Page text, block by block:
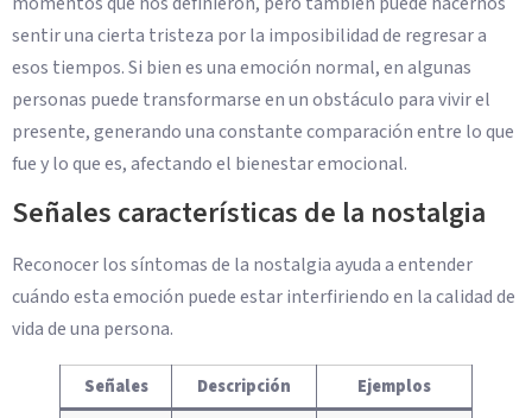
sentir una cierta tristeza por la imposibilidad de regresar a
esos tiempos. Si bien es una emoción normal, en algunas
personas puede transformarse en un obstáculo para vivir el
presente, generando una constante comparación entre lo que
fue y lo que es, afectando el bienestar emocional.
Señales características de la nostalgia
Reconocer los síntomas de la nostalgia ayuda a entender
cuándo esta emoción puede estar interfiriendo en la calidad de
vida de una persona.
Señales Descripción
Ejemplos